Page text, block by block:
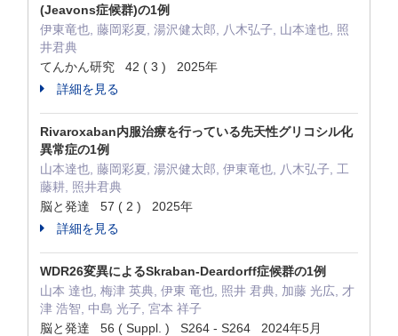
(Jeavons症候群)の1例
伊東竜也, 藤岡彩夏, 湯沢健太郎, 八木弘子, 山本達也, 照
井君典
てんかん研究 42 ( 3 ) 2025年
詳細を見る
Rivaroxaban内服治療を行っている先天性グリコシル化
異常症の1例
山本達也, 藤岡彩夏, 湯沢健太郎, 伊東竜也, 八木弘子, 工
藤耕, 照井君典
脳と発達 57 ( 2 ) 2025年
詳細を見る
WDR26変異によるSkraban-Deardorff症候群の1例
山本 達也, 梅津 英典, 伊東 竜也, 照井 君典, 加藤 光広, 才
津 浩智, 中島 光子, 宮本 祥子
脳と発達 56 ( Suppl. ) S264 - S264 2024年5月